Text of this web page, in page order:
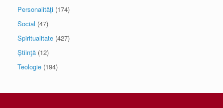
Personalităţi (174)
Social (47)
Spiritualitate (427)
Ştiinţă (12)
Teologie (194)